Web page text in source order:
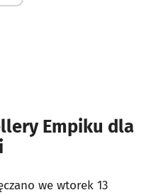
Empiku dla
we wtorek 13